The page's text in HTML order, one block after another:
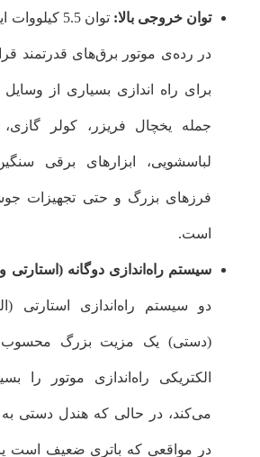
توان خروجی بالا: توان 5.5
در رده‌ی موتور برق‌های قدرتمند
برای راه اندازی بسیاری از
جمله یخچال فریزر، کولر
لباسشویی، ابزارهای برقی
فرزهای بزرگ و حتی تجهیزات
است.
سیستم راه‌اندازی دوگانه (استارتی
دو سیستم راه‌اندازی استارتی
(دستی) یک مزیت بزرگ محسوب
الکتریکی راه‌اندازی موتور را
می‌کند، در حالی که هندل دستی به
در مواقعی که باتری ضعیف است